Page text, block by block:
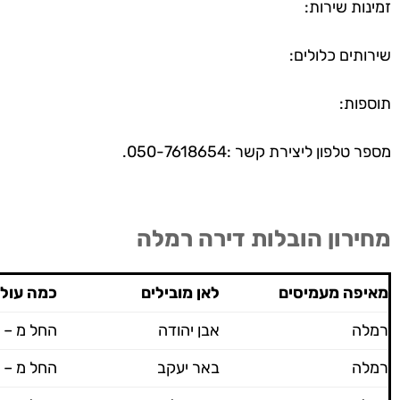
זמינות שירות:
שירותים כלולים:
תוספות:
מספר טלפון ליצירת קשר :050-7618654.
מחירון הובלות דירה רמלה
מאיפה מעמיסים לאן מובילים
כמה
רמלה
אבן יהודה
החל מ – 600 ש"ח
רמלה
באר יעקב
החל מ – 600 ש"ח